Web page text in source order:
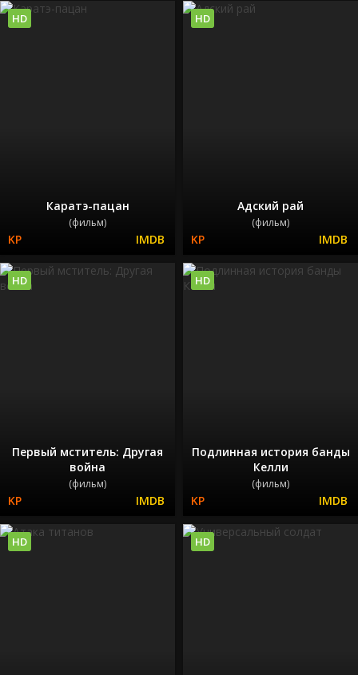
Каратэ-пацан
(фильм)
HD
Адский рай
(фильм)
HD
Первый мститель: Другая
война
(фильм)
HD
Подлинная история банды
Келли
(фильм)
HD
HD HD